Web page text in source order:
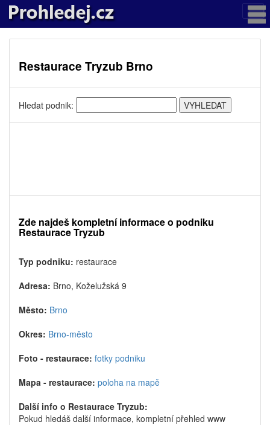
Restaurace Tryzub Brno
Hledat podnik:
Zde najdeš kompletní informace o podniku
Restaurace Tryzub
Typ podniku: restaurace
Adresa: Brno, Koželužská 9
Město: Brno
Okres: Brno-město
Foto - restaurace: fotky podniku
Mapa - restaurace: poloha na mapě
Další info o Restaurace Tryzub:
Pokud hledáš další informace, kompletní přehled www